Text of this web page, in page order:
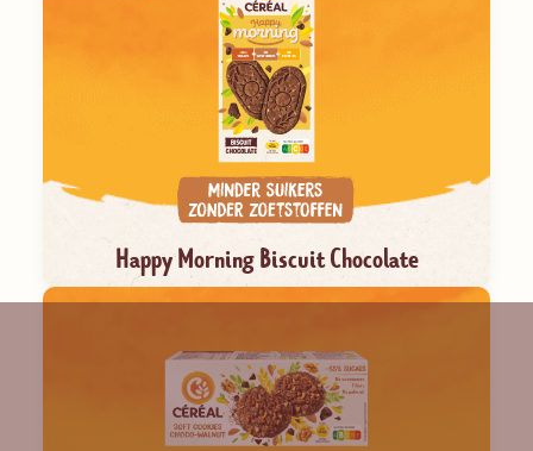
Happy Morning Biscuit Chocolate